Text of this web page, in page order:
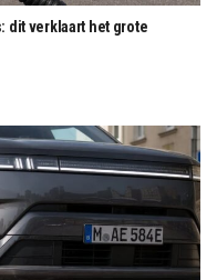
dit verklaart het grote